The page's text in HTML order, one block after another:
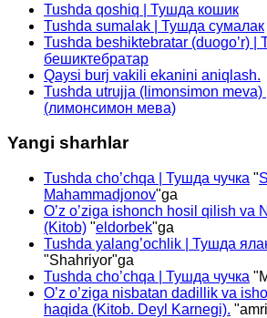
Tushda qoshiq | Тушда кошик
Tushda sumalak | Тушда сумалак
Tushda beshiktebratar (duogo’r) |
бешиктебратар
Qaysi burj vakili ekanini aniqlash.
Tushda utrujja (limonsimon
(лимонсимон мева)
Yangi sharhlar
Tushda cho’chqa | Тушда чучка "
Mahammadjonov"ga
O’z o’ziga ishonch hosil qilish va
(Kitob) "eldorbek"ga
Tushda yalang’ochlik | Тушда
"Shahriyor"ga
Tushda cho’chqa | Тушда чучка "
O’z o’ziga nisbatan dadillik va
haqida (Kitob. Deyl Karnegi). "